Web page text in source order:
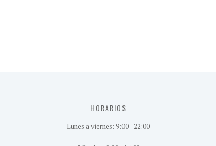
HORARIOS
Lunes a viernes: 9:00 - 22:00